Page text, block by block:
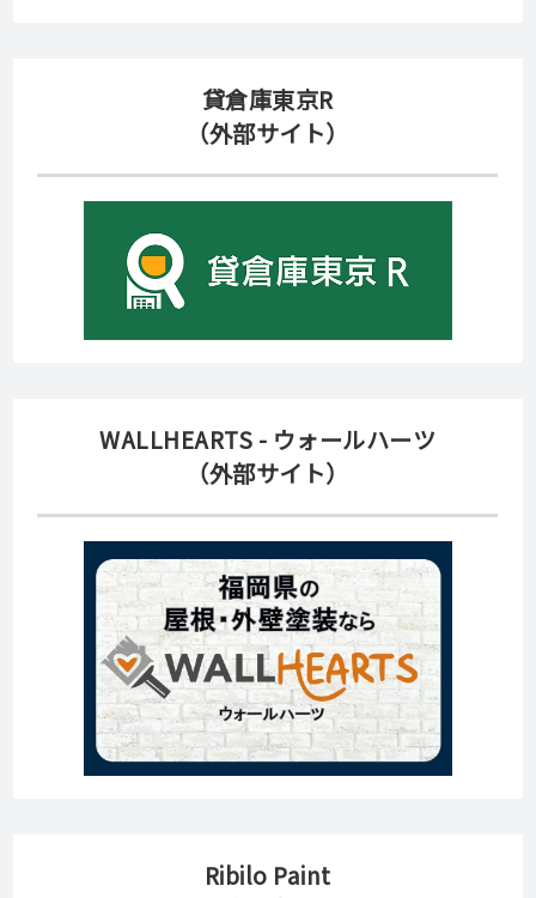
貸倉庫東京R
（外部サイト）
WALLHEARTS - ウォールハーツ
（外部サイト）
Ribilo Paint